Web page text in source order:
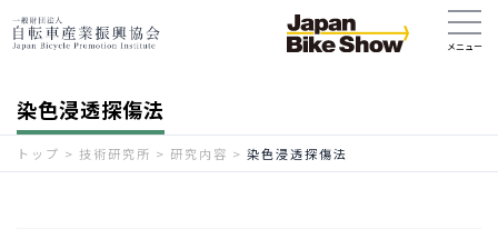
染色浸透探傷法
トップ > 技術研究所 > 研究内容 > 染色浸透探傷法